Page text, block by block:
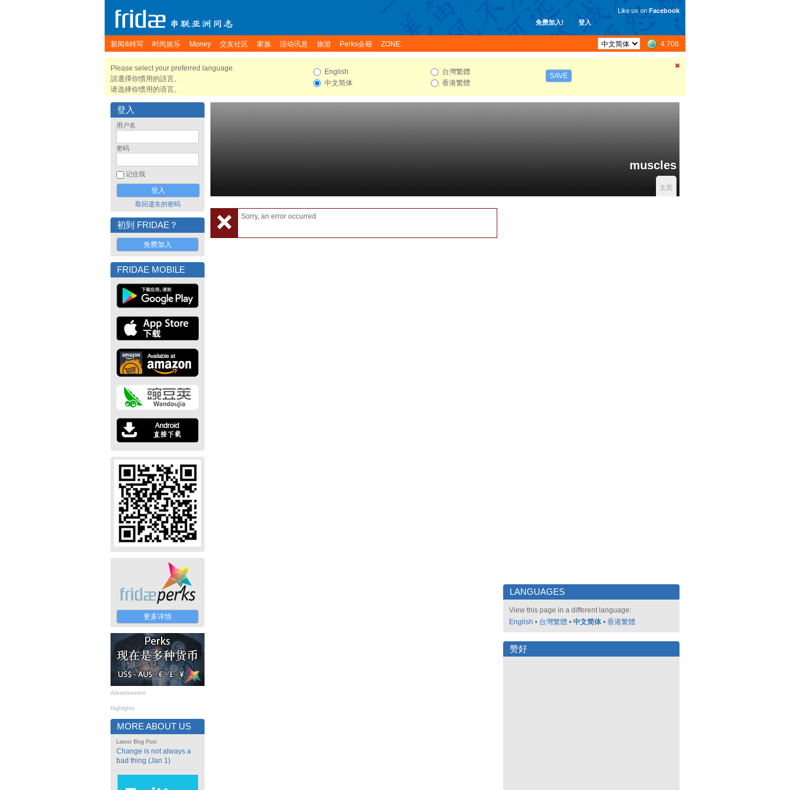
免费加入! 登入
Like us on Facebook
新闻&特写 时尚娱乐 Money 交友社区 家族 活动讯息 旅游 Perks会籍 ZONE: 4,706
Please select your preferred language.
請選擇你慣用的語言。
请选择你惯用的语言。
English
中文简体
台灣繁體
香港繁體
SAVE
登入
用户名
密码
记住我
取回遗失的密码
初到 FRIDAE？
免费加入
FRIDAE MOBILE
更多详情
Advertisement
Highlights
MORE ABOUT US
Latest Blog Post
Change is not always a
bad thing (Jan 1)
muscles
主页
Sorry, an error occurred
LANGUAGES
View this page in a different language:
English • 台灣繁體 • 中文简体 • 香港繁體
赞好